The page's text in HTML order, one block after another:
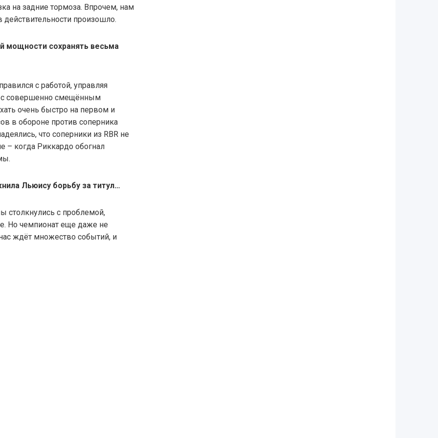
на задние тормоза. Впрочем, нам
действительности произошло.
мощности сохранять весьма
с работой, управляя
с совершенно смещённым
очень быстро на первом и
в обороне против соперника
что соперники из RBR не
– когда Риккардо обогнал
Льюису борьбу за титул…
столкнулись с проблемой,
Но чемпионат еще даже не
ждёт множество событий, и